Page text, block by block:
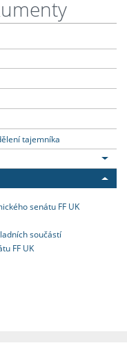
tajemníka
senátu FF UK
součástí
FF UK